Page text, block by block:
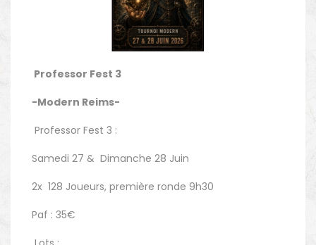
Professor Fest 3
-Modern Reims-
Professor Fest 3 :
Samedi 27 & Dimanche 28 Juin
2x 128 Joueurs, première ronde 9h30
Paf : 35€